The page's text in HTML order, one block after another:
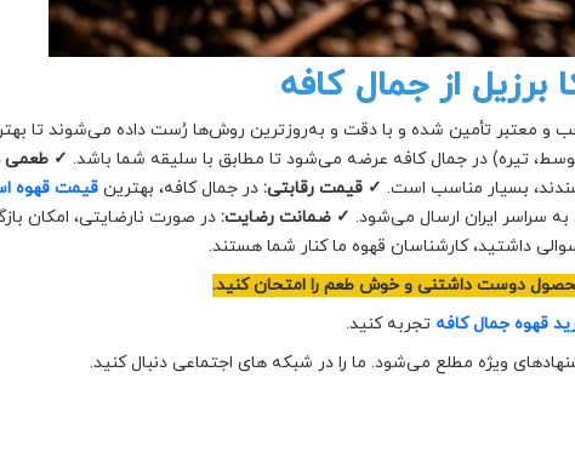
برزیل از جمال کافه
و معتبر تأمین شده و با دقت و به‌روزترین روش‌ها رُست داده می‌شوند تا
تیره) در جمال کافه عرضه می‌شود تا مطابق با سلیقه شما باشد. ✓ طعمی
بسیار مناسب است. ✓ قیمت رقابتی: در جمال کافه، بهترین قیمت قهوه‌
سراسر ایران ارسال می‌شود. ✓ ضمانت رضایت: در صورت نارضایتی، امکان
داشتید، کارشناسان قهوه ما کنار شما هستند.
محصول دوست داشتنی و خوش طعم را امتحان کنید.
قهوه جمال کافه تجربه کنید.
ویژه مطلع می‌شود. ما را در شبکه های اجتماعی دنبال کنید.